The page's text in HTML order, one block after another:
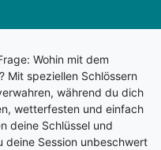
Wohin mit dem
Mit speziellen Schlössern
während du dich
wetterfesten und einfach
deine Schlüssel und
deine Session unbeschwert